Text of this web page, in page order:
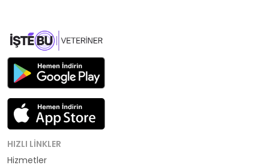
HIZLI LINKLER
Hizmetler